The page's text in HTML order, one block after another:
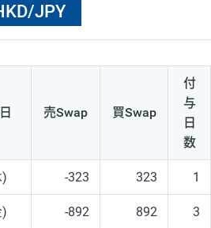
JPY
売Swap 買Swap
付
与
日
数
-323 323 1
-892 892 3